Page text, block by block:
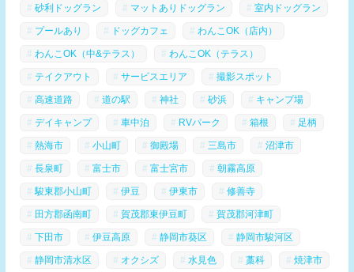
砂利ドッグラン マットありドッグラン 室内ドッグラン
プールあり ドッグカフェ わんこOK（店内）
わんこOK（中&テラス） わんこOK（テラス）
テイクアウト サービスエリア 撮影スポット
高速道路 道の駅 神社 砂浜 キャンプ場
デイキャンプ 車中泊 RVパーク 箱根 足柄
熱海市 小山町 御殿場 三島市 沼津市
長泉町 富士市 富士宮市 朝霧高原
駿東郡小山町 伊豆 伊東市 修善寺
田方郡函南町 賀茂郡東伊豆町 賀茂郡河津町
下田市 伊豆高原 静岡市葵区 静岡市駿河区
静岡市清水区 オクシズ 水見色 藁科 焼津市